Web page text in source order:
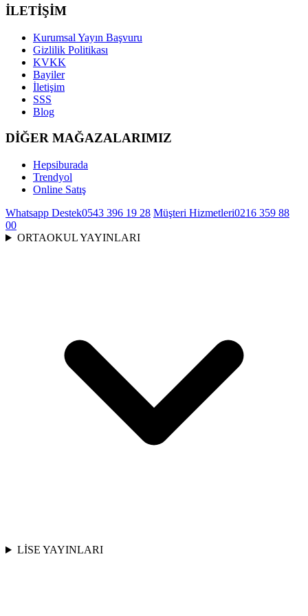
İLETİŞİM
Kurumsal Yayın Başvuru
Gizlilik Politikası
KVKK
Bayiler
İletişim
SSS
Blog
DİĞER MAĞAZALARIMIZ
Hepsiburada
Trendyol
Online Satış
Whatsapp Destek0543 396 19 28 Müşteri Hizmetleri0216 359 88
00
ORTAOKUL YAYINLARI
LİSE YAYINLARI